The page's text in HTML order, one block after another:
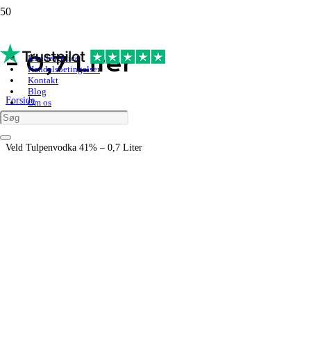
Kundeservice
Handelsbetingelser
Kontakt
Blog
Om os
– 0,7 Liter
Forside
Shop
Vodka
Hollandsk Vodka
Veld Tulpenvodka 41% – 0,7 Liter